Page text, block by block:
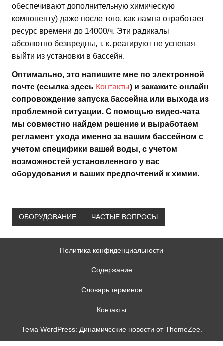
обеспечивают дополнительную химическую
компоненту) даже после того, как лампа отработает
ресурс времени до 14000/ч. Эти радикалы
абсолютно безвредны, т. к. реагируют не успевая
выйти из установки в бассейн.
Оптимально, это напишите мне по электронной
почте (ссылка здесь Контакты) и закажите онлайн
сопровождение запуска бассейна или выхода из
проблемной ситуации. С помощью видео-чата
мы совместно найдем решение и выработаем
регламент ухода именно за вашим бассейном с
учетом специфики вашей воды, с учетом
возможностей установленного у вас
оборудования и ваших предпочтений к химии.
ОБОРУДОВАНИЕ ЧАСТЫЕ ВОПРОСЫ
Политика конфиденциальности
Содержание
Словарь терминов
Контакты
Тема WordPress: Динамические новости от ThemeZee.